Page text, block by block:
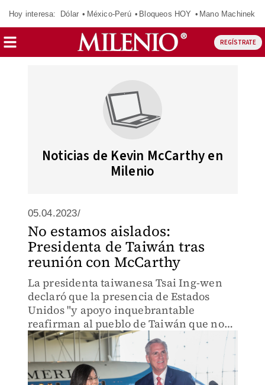
Hoy interesa: Dólar México-Perú Bloqueos HOY Mano Machinek
REGÍSTRATE
Noticias de Kevin McCarthy en
Milenio
05.04.2023/
No estamos aislados:
Presidenta de Taiwán tras
reunión con McCarthy
La presidenta taiwanesa Tsai Ing-wen
declaró que la presencia de Estados
Unidos "y apoyo inquebrantable
reafirman al pueblo de Taiwán que no
estamos aislados y no estamos solos".